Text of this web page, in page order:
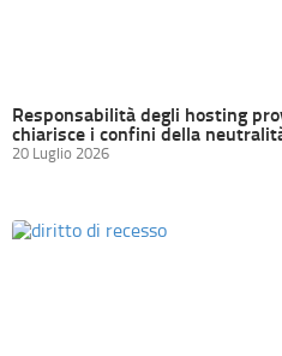
Responsabilità degli hosting
chiarisce i confini della
20 Luglio 2026